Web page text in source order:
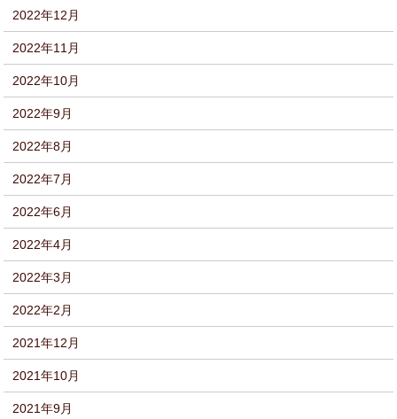
2022年12月
2022年11月
2022年10月
2022年9月
2022年8月
2022年7月
2022年6月
2022年4月
2022年3月
2022年2月
2021年12月
2021年10月
2021年9月